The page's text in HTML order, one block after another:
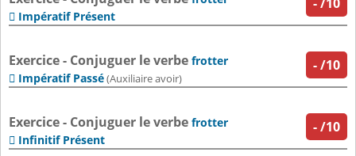
 Impératif Présent
-/10
Exercice - Conjuguer le verbe frotter
 Impératif Passé(Auxiliaire avoir)
-/10
Exercice - Conjuguer le verbe frotter
 Infinitif Présent